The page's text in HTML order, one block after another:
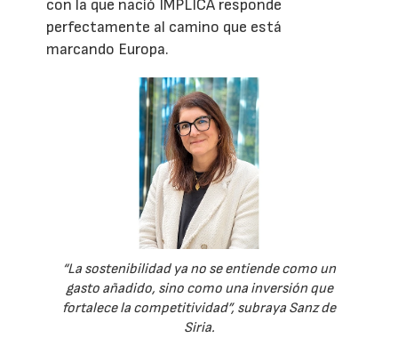
con la que nació IMPLICA responde
perfectamente al camino que está
marcando Europa.
“La sostenibilidad ya no se entiende como un
gasto añadido, sino como una inversión que
fortalece la competitividad”, subraya Sanz de
Siria.